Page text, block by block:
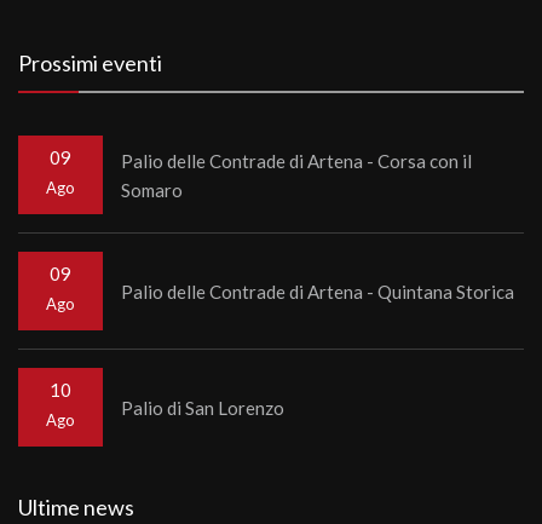
Prossimi eventi
09
Ago
Palio delle Contrade di Artena - Corsa con il
Somaro
09
Ago
Palio delle Contrade di Artena - Quintana Storica
10
Ago
Palio di San Lorenzo
Ultime news